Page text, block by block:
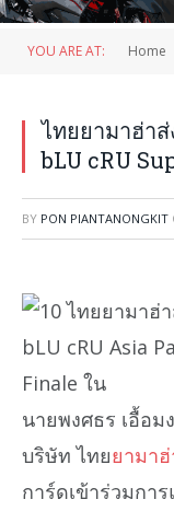
YOU ARE AT: Home
ไทยยามาฮ่า
bLU cRU
BY PON PIANTANONGKIT
นายพงศธร เอื้อ
บริษัท ไทยยามาฮ่
การ์ดเข้าร่วมกา